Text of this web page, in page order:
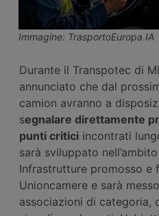
Immagine: TrasportoEuropa IA
Durante il Transpotec di
annunciato che dal
camion avranno a
segnalare direttamente
punti critici incontrati
sarà sviluppato
Infrastrutture promosso e
Unioncamere e sarà
associazioni di categoria,